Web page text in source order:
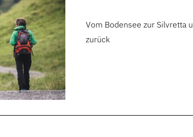
Vom Bodensee zur Silvretta
zurück